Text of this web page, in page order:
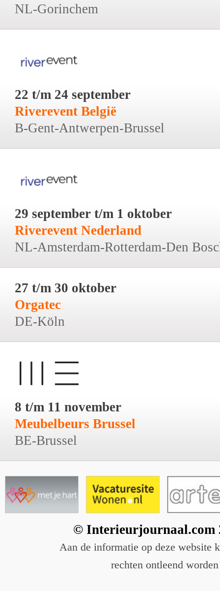
NL-Gorinchem
22 t/m 24 september
Riverevent België
B-Gent-Antwerpen-Brussel
29 september t/m 1 oktober
Riverevent Nederland
NL-Amsterdam-Rotterdam-Den
27 t/m 30 oktober
Orgatec
DE-Köln
8 t/m 11 november
Meubelbeurs Brussel
BE-Brussel
© Interieurjournaal.com
Aan de informatie op deze website
rechten ontleend worden